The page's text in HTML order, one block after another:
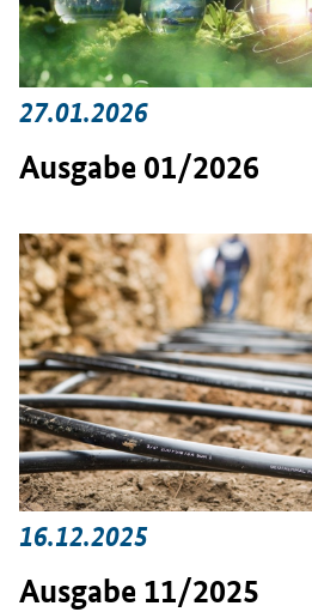
27.01.2026
Ausgabe 01/2026
16.12.2025
Ausgabe 11/2025